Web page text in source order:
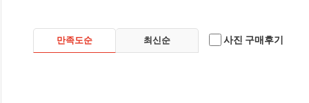
만족도순 최신순 사진 구매후기